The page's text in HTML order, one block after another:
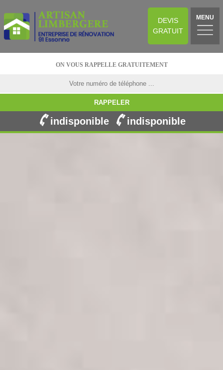
DEVIS
GRATUIT
MENU
ON VOUS RAPPELLE GRATUITEMENT
indisponible indisponible